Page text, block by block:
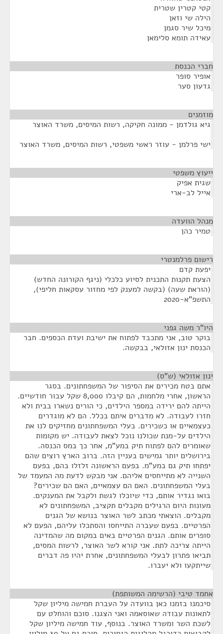
קטי קטרין שטרית
הילה שי וזאן
מיכל שיר סגמן
עאידה תומא סלימאן
חברי הכנסת
אופיר סופר
גדעון סער
מוזמנים
גיא גולדמן - ממונה חקיקה, רשות המיסים, משרד האוצר
ישי פרלמן - עוזר ראשי משפטי, רשות המיסים, משרד האוצר
ייעוץ משפטי
שגית אפיק
אייל לב-ארי
מנהל הוועדה
טמיר כהן
רישום פרלמנטרי
יפעת קדם
הצעת תקנות התכנית לסיוע כלכלי (ניגף הקורונה החדש)
(הוראת שעה) (בקשה למענק לפי מחזור עסקאות חליפי),
התשפ"א-2020
היו"ר משה גפני
בוקר טוב, אני מתכבד לפתוח את ישיבת ועדת הכספים. חבר
הכנסת ינון אזולאי, בבקשה.
ינון אזולאי (ש"ס)
אתם בטח מכירים את הסיפור של המשפחתונים. בסגר
הראשון, אחרי מלחמות, הם קיבלו 8,000 שקל עבור חודשיים.
הייתה להם ירידה במספר הילדים, כי הורים נשארו בבית ולא
חזרו לעבודה. לא מדברים איתם בכלל. הם לא מוגדרים
כעצמאיים או כשכירים. בעלי המשפחתונים מחזיקים לנו את
הילדים על-מנת שכולנו נוכל לצאת לעבודה. יש מקומות
שאומרים להם לפתוח תיק במע"מ, אחר כך במס הכנסה.
בירושלים יותר גמישים בעניין הזה. ברוב הארץ רוצים שהם
יפתחו תיק גם במע"מ. בפעם הראשונה זלזלו בהם, בפעם
השנייה לא מתייחסים אליהם. אני מבקש לדעת מה המעמד של
בעלי המשפחתונים. האם הם עצמאיים, האם הם שכירים?
בואו נגדיר אותם, כדי שיוכלו לגשת ולקבל את המענקים.
מעונות היום הרגילים מקבלים תקציב, המשפחתונים לא
מקבלים. הוצאתי מכתב לשר האוצר בנושא של הגנים
הפרטיים. בפעם שעברה התייחסו והסתכלו עליהם, הפעם לא
סופרים אותם. הגנים הפרטיים באים במקום מה שהמדינה
הייתה צריכה לתת. אני קורא לשר האוצר, לרשות המסים,
תביאו פתרון לבעלי המשפחתונים, אחרת יהיו פה דברים
שייתקעו ולא יעברו.
אחמד טיבי (הרשימה המשותפת)
סיכמנו בזמנו כאן בוועדה על העברת חמישה מיליון שקל
לתאונות עבודה שאוסאמה ואני הצגנו. סוכם והוחלט עם
לשכת השר ומשרד האוצר. בנוסף, עוד חמישה מיליון שקל